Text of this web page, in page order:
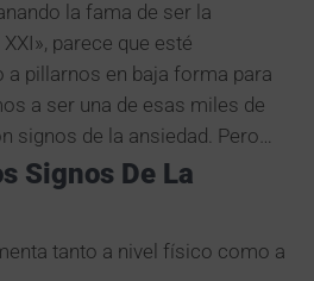
la fama de ser la
parece que esté
a pillarnos en baja forma para
a ser una de esas miles de
signos de la ansiedad. Pero…
Signos De La
tanto a nivel físico como a